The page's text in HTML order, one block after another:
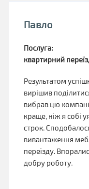
Павло
Послуга:
квартирний
Результатом
вирішив
вибрав цю
краще, ніж я собі
строк.
вивантаження
переїзду.
добру роботу.